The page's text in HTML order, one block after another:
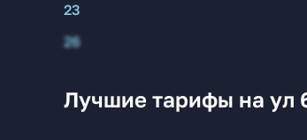
23
26
Лучшие тарифы на ул